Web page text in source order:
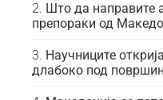
Што да направите
препораки од
Научниците
длабоко под